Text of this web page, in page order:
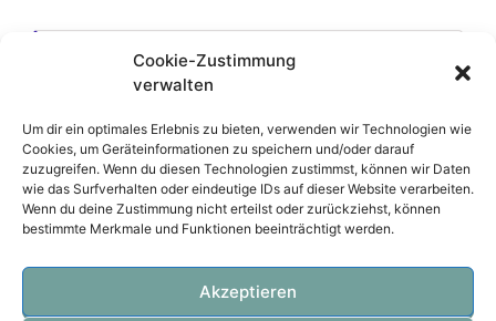
Cookie-Zustimmung
verwalten
Um dir ein optimales Erlebnis zu bieten, verwenden wir Technologien wie
Cookies, um Geräteinformationen zu speichern und/oder darauf
zuzugreifen. Wenn du diesen Technologien zustimmst, können wir Daten
wie das Surfverhalten oder eindeutige IDs auf dieser Website verarbeiten.
Wenn du deine Zustimmung nicht erteilst oder zurückziehst, können
bestimmte Merkmale und Funktionen beeinträchtigt werden.
Akzeptieren
[cookies_revoke]
Über diese Seite
Datenschutzerklärung